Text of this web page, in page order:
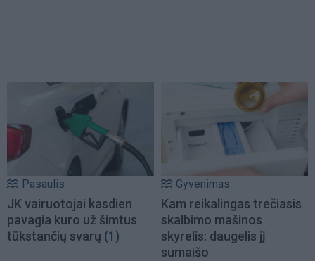
Pasaulis
JK vairuotojai kasdien
pavagia kuro už šimtus
tūkstančių svarų (1)
Gyvenimas
Kam reikalingas trečiasis
skalbimo mašinos
skyrelis: daugelis jį
sumaišo